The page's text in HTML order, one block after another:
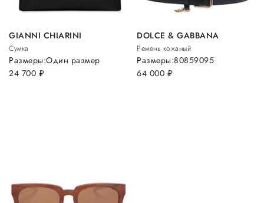
GIANNI CHIARINI
Сумка
24 700 руб.
Размеры:Один размер
DOLCE & GABBANA
Ремень кожаный
64 000 руб.
Размеры:80859095